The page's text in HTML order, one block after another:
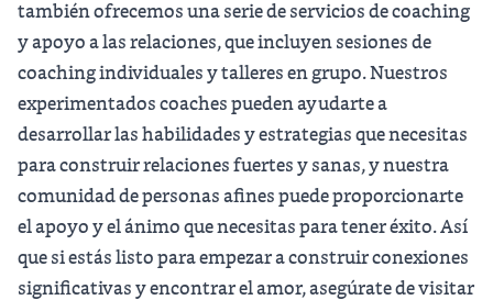
también ofrecemos una serie de servicios de coaching
y apoyo a las relaciones, que incluyen sesiones de
coaching individuales y talleres en grupo. Nuestros
experimentados coaches pueden ayudarte a
desarrollar las habilidades y estrategias que necesitas
para construir relaciones fuertes y sanas, y nuestra
comunidad de personas afines puede proporcionarte
el apoyo y el ánimo que necesitas para tener éxito. Así
que si estás listo para empezar a construir conexiones
significativas y encontrar el amor, asegúrate de visitar